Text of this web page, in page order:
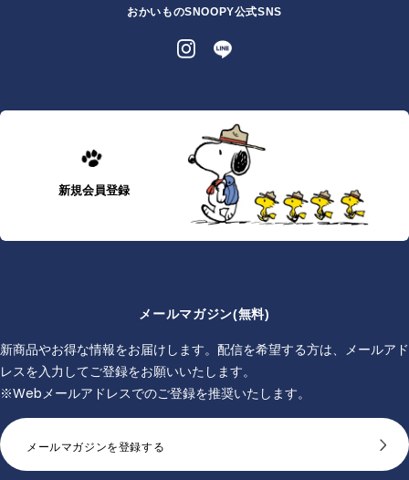
おかいものSNOOPY公式SNS
新規会員登録
メールマガジン(無料)
新商品やお得な情報をお届けします。配信を希望する方は、メールアド
レスを入力してご登録をお願いいたします。
※Webメールアドレスでのご登録を推奨いたします。
メールマガジンを登録する